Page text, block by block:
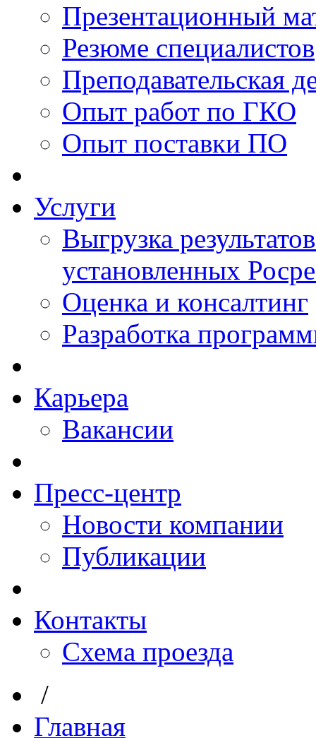
Презентационный
Резюме специалистов
Преподавательская
Опыт работ по ГКО
Опыт поставки ПО
Услуги
Выгрузка
установленных
Оценка и консалтинг
Разработка
Карьера
Вакансии
Пресс-центр
Новости компании
Публикации
Контакты
Схема проезда
/
Главная